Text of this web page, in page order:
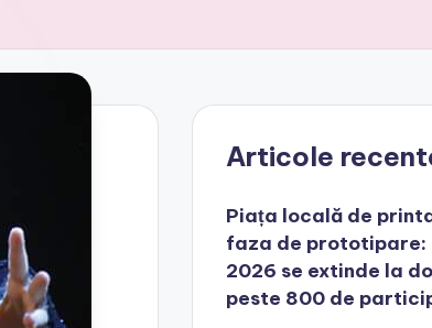
Articole
Piața locală de
faza de prototipare:
2026 se extinde la
peste 800 de